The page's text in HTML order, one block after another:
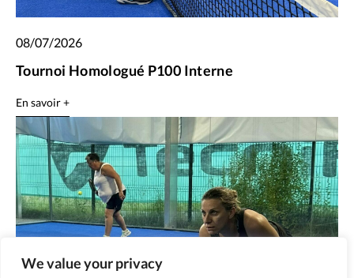
We value your privacy
08/07/2026
Tournoi Homologué P100 Interne
En savoir +